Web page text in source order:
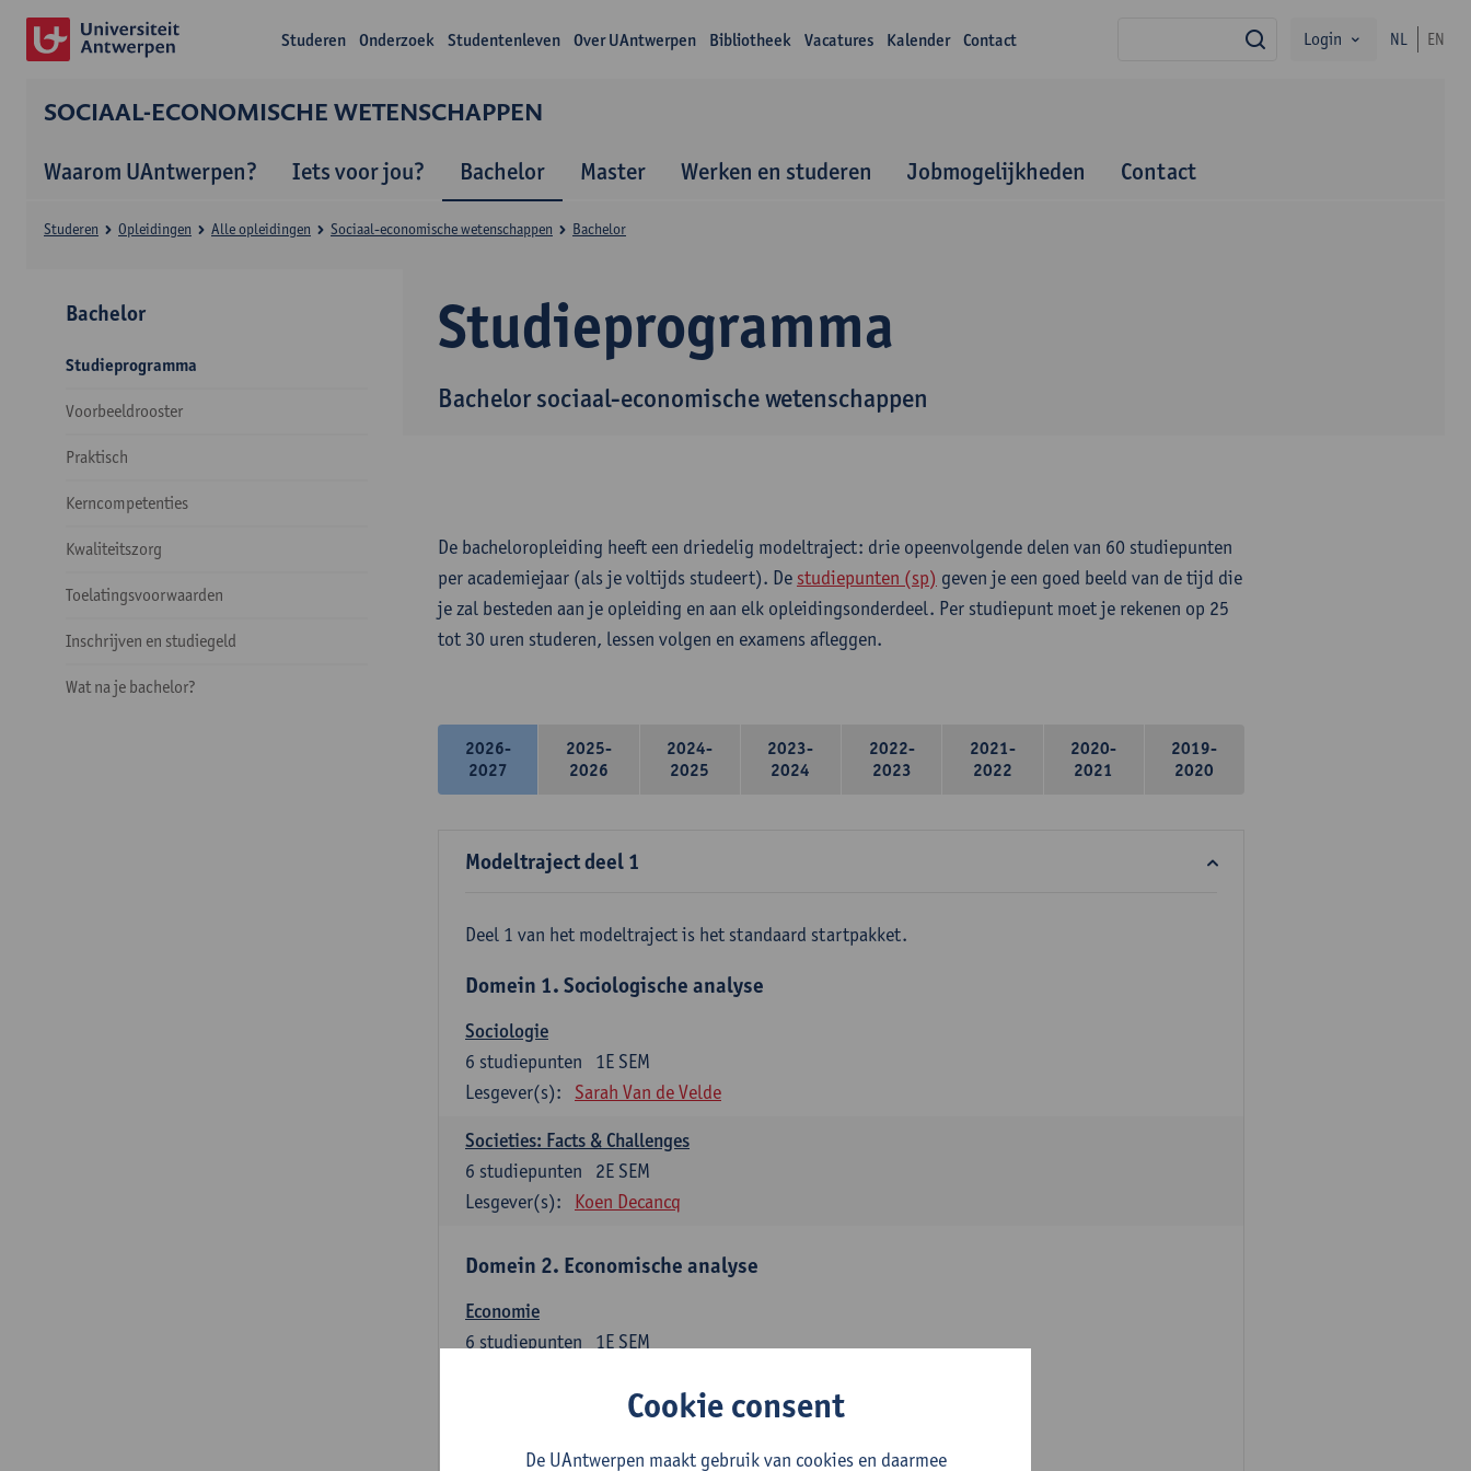
Studeren Onderzoek Studentenleven Over UAntwerpen Bibliotheek Vacatures Kalender Contact zoekLogin NL EN
SOCIAAL-ECONOMISCHE WETENSCHAPPEN
Waarom UAntwerpen? Iets voor jou? Bachelor Master Werken en studeren Jobmogelijkheden Contact
Studieprogramma
Bachelor sociaal-economische wetenschappen
Studeren Opleidingen Alle opleidingen Sociaal-economische wetenschappen Bachelor
Bachelor
Studieprogramma
Voorbeeldrooster
Praktisch
Kerncompetenties
Kwaliteitszorg
Toelatingsvoorwaarden
Inschrijven en studiegeld
Wat na je bachelor?
De bacheloropleiding heeft een driedelig modeltraject: drie opeenvolgende delen van 60 studiepunten
per academiejaar (als je voltijds studeert). De studiepunten (sp) geven je een goed beeld van de tijd die
je zal besteden aan je opleiding en aan elk opleidingsonderdeel. Per studiepunt moet je rekenen op 25
tot 30 uren studeren, lessen volgen en examens afleggen.
2026-
2027
2025-
2026
2024-
2025
2023-
2024
2022-
2023
2021-
2022
2020-
2021
2019-
2020
Modeltraject deel 1
Deel 1 van het modeltraject is het standaard startpakket.
Domein 1. Sociologische analyse
Sociologie
1E SEM
6 studiepunten
Lesgever(s):
Sarah Van de Velde
Societies: Facts & Challenges
2E SEM
6 studiepunten
Lesgever(s):
Koen Decancq
Domein 2. Economische analyse
Economie
1E SEM
6 studiepunten
Cookie consent
De UAntwerpen maakt gebruik van cookies en daarmee